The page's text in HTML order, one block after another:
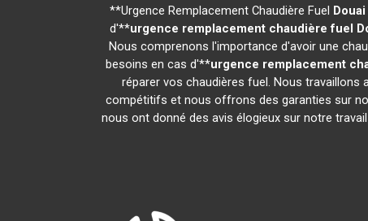
**Urgence Remplacement Chaudière Fuel Douai
d'**urgence remplacement chaudière fuel
Nous comprenons l'importance d'avoir une
besoins en cas d'**urgence remplacement
réparer vos chaudières fuel. Nous
compétitifs et nous offrons des garanties sur
nous ont donné des avis élogieux sur notre